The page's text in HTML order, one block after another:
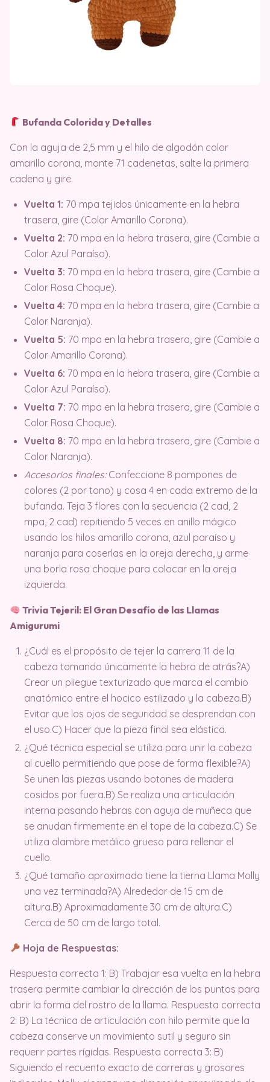
Bufanda Colorida y Detalles
Con la aguja de 2,5 mm y el hilo de algodón color
amarillo corona, monte 71 cadenetas, salte la primera
cadena y gire.
Vuelta 1: 70 mpa tejidos únicamente en la hebra
trasera, gire (Color Amarillo Corona).
Vuelta 2: 70 mpa en la hebra trasera, gire (Cambie a
Color Azul Paraíso).
Vuelta 3: 70 mpa en la hebra trasera, gire (Cambie a
Color Rosa Choque).
Vuelta 4: 70 mpa en la hebra trasera, gire (Cambie a
Color Naranja).
Vuelta 5: 70 mpa en la hebra trasera, gire (Cambie a
Color Amarillo Corona).
Vuelta 6: 70 mpa en la hebra trasera, gire (Cambie a
Color Azul Paraíso).
Vuelta 7: 70 mpa en la hebra trasera, gire (Cambie a
Color Rosa Choque).
Vuelta 8: 70 mpa en la hebra trasera, gire (Cambie a
Color Naranja).
Accesorios finales:Confeccione 8 pompones de
colores (2 por tono) y cosa 4 en cada extremo de la
bufanda. Teja 3 flores con la secuencia (2 cad, 2
mpa, 2 cad) repitiendo 5 veces en anillo mágico
usando los hilos amarillo corona, azul paraíso y
naranja para coserlas en la oreja derecha, y arme
una borla rosa choque para colocar en la oreja
izquierda.
Trivia Tejeril: El Gran Desafío de las Llamas
Amigurumi
¿Cuál es el propósito de tejer la carrera 11 de la
cabeza tomando únicamente la hebra de atrás?A)
Crear un pliegue texturizado que marca el cambio
anatómico entre el hocico estilizado y la cabeza.B)
Evitar que los ojos de seguridad se desprendan con
el uso.C) Hacer que la pieza final sea elástica.
¿Qué técnica especial se utiliza para unir la cabeza
al cuello permitiendo que pose de forma flexible?A)
Se unen las piezas usando botones de madera
cosidos por fuera.B) Se realiza una articulación
interna pasando hebras con aguja de muñeca que
se anudan firmemente en el tope de la cabeza.C) Se
utiliza alambre metálico grueso para rellenar el
cuello.
¿Qué tamaño aproximado tiene la tierna Llama Molly
una vez terminada?A) Alrededor de 15 cm de
altura.B) Aproximadamente 30 cm de altura.C)
Cerca de 50 cm de largo total.
Hoja de Respuestas:
Respuesta correcta 1: B) Trabajar esa vuelta en la hebra
trasera permite cambiar la dirección de los puntos para
abrir la forma del rostro de la llama. Respuesta correcta
2: B) La técnica de articulación con hilo permite que la
cabeza conserve un movimiento sutil y seguro sin
requerir partes rígidas. Respuesta correcta 3: B)
Siguiendo el recuento exacto de carreras y grosores